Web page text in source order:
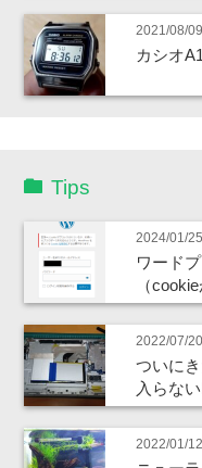
2021/08/09
カシオ
Tips
2024/01/25
ワード
（
2022/07/20
ついに
入らな
2022/01/12